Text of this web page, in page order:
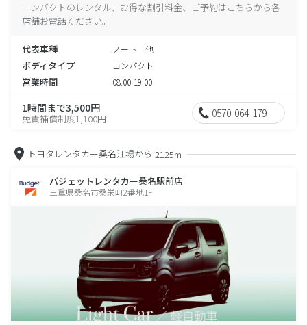
コンパクトのレンタル、お得な割引料金、ご予約はこちらから各
店舗お電話ください。
代表車種 ノート 他
ボディタイプ コンパクト
営業時間 08:00-19:00
1時間まで3,500円
免責補償制度1,100円 0570-064-179
トヨタレンタカー桑名江場から 2125m
バジェットレンタカー桑名駅前店
三重県桑名市桑栄町2番地1F